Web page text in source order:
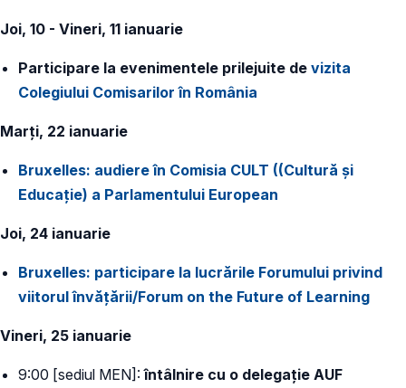
Joi, 10 - Vineri, 11 ianuarie
Participare la evenimentele prilejuite de vizita
Colegiului Comisarilor în România
Marți, 22 ianuarie
Bruxelles: audiere în Comisia CULT ((Cultură și
Educație) a Parlamentului European
Joi, 24 ianuarie
Bruxelles: participare la lucrările Forumului privind
viitorul învățării/Forum on the Future of Learning
Vineri, 25 ianuarie
9:00 [sediul MEN]:întâlnire cu o delegație AUF